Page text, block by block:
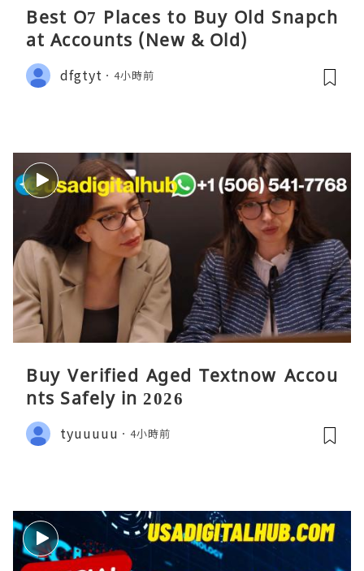
Best O7 Places to Buy Old Snapch
at Accounts (New & Old)
dfgtyt 4小時前
Buy Verified Aged Textnow Accou
nts Safely in 2026
tyuuuuu 4小時前